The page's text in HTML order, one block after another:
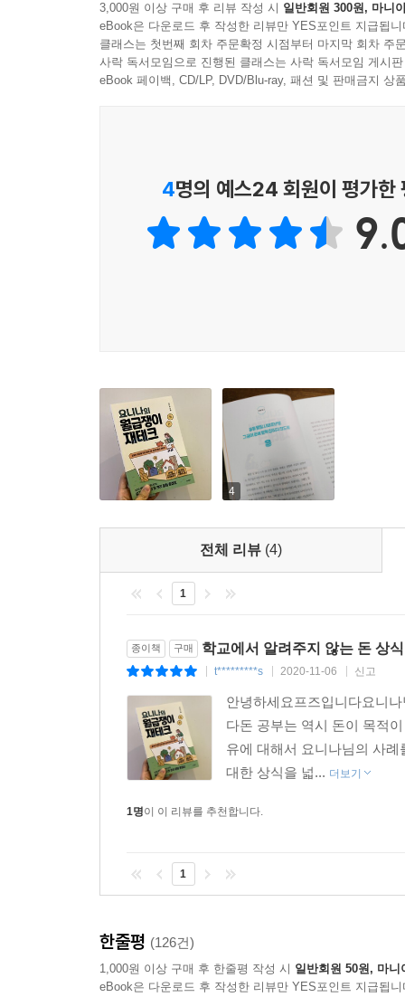
투자를 할 수 있는 종잣돈 1억을 모았다고 한다.
이 책은 저자의 이러한 경험을 바탕으로 한 재테
많지 않은 사회초년생의 상황에 맞는 쉽고 현실
1,400만 뷰 파워블로거, 2030 재테크 멘토 ‘요니나
이 책은 2013년 출간 후 재테크 분야에서 스테
방법들만 담았다. 또한 부록으로 저자가 직접 만든
습관을 기를 수 있다. 이 책은 돈 모은 경험이 전
재테크 입문서가 될 것이다.
3,000원 이상 구매 후 리뷰 작성 시 일반회원 300원, 마니
eBook은 다운로드 후 작성한 리뷰만 YES포인트 지급됩니
클래스는 첫번째 회차 주문확정 시점부터 마지막 회차 주
사락 독서모임으로 진행된 클래스는 사락 독서모임 게시
eBook 페이백, CD/LP, DVD/Blu-ray, 패션 및 판매금지 상
4명의 예스24 회원이 평가한
4
전체 리뷰 (4)
1
종이책 구매 학교에서 알려주지 않는 돈 상식
t*********s 2020-11-06 신고
안녕하세요프즈입니다요니
다돈 공부는 역시 돈이 목적
유에 대해서 요니나님의 사
대한 상식을 넓... 더보기
1명이 이 리뷰를 추천합니다.
1
한줄평 (126건)
1,000원 이상 구매 후 한줄평 작성 시 일반회원 50원, 마니
eBook은 다운로드 후 작성한 리뷰만 YES포인트 지급됩니